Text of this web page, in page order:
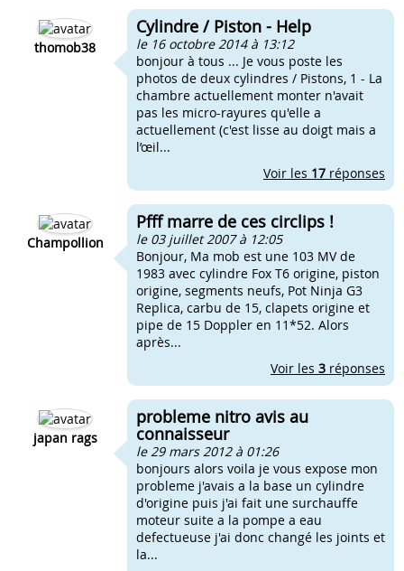
thomob38
Cylindre / Piston - Help
le 16 octobre 2014 à 13:12
bonjour à tous ... Je vous poste les
photos de deux cylindres / Pistons, 1 - La
chambre actuellement monter n'avait
pas les micro-rayures qu'elle a
actuellement (c'est lisse au doigt mais a
l’œil...
Voir les 17 réponses
Champollion
Pfff marre de ces circlips !
le 03 juillet 2007 à 12:05
Bonjour, Ma mob est une 103 MV de
1983 avec cylindre Fox T6 origine, piston
origine, segments neufs, Pot Ninja G3
Replica, carbu de 15, clapets origine et
pipe de 15 Doppler en 11*52. Alors
après...
Voir les 3 réponses
japan rags
probleme nitro avis au
connaisseur
le 29 mars 2012 à 01:26
bonjours alors voila je vous expose mon
probleme j'avais a la base un cylindre
d'origine puis j'ai fait une surchauffe
moteur suite a la pompe a eau
defectueuse j'ai donc changé les joints et
la...